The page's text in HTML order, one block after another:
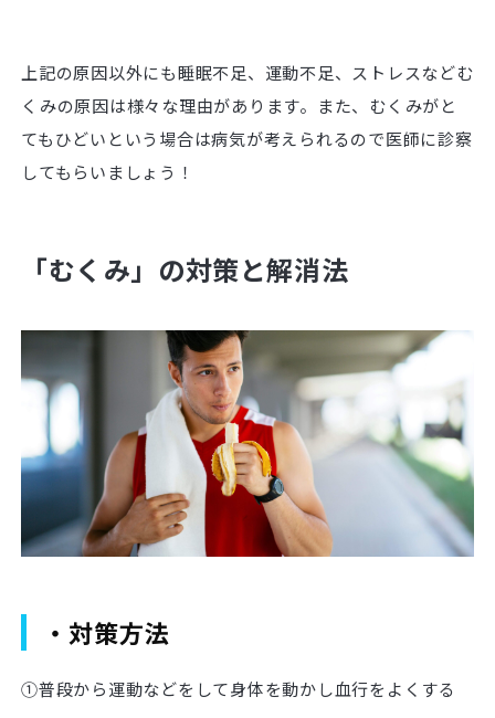
上記の原因以外にも睡眠不足、運動不足、ストレスなどむ
くみの原因は様々な理由があります。また、むくみがと
てもひどいという場合は病気が考えられるので医師に診察
してもらいましょう！
「むくみ」の対策と解消法
・対策方法
①普段から運動などをして身体を動かし血行をよくする